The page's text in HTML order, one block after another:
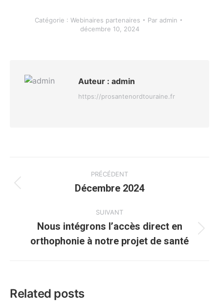
Catégorie : Webinaires partenaires Par admin
décembre 10, 2024
Auteur : admin
https://prosantenordtouraine.fr
Navigation
article
PRÉCÉDENT
Article
:
Décembre 2024
SUIVANT
suivant
Nous intégrons l’accès direct en
orthophonie à notre projet de santé
Related posts